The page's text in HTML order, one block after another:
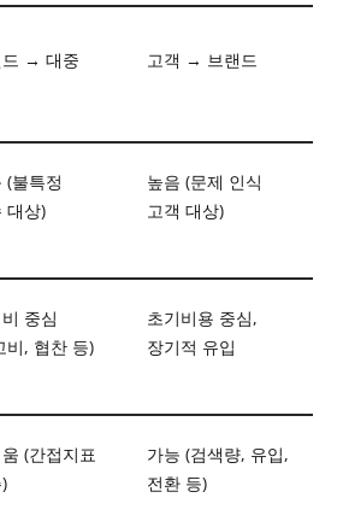
드 → 대중 고객 → 브랜드
(불특정
대상)
높음 (문제 인식
고객 대상)
중심
비, 협찬 등)
초기비용 중심,
장기적 유입
(간접지표
가능 (검색량, 유입,
전환 등)